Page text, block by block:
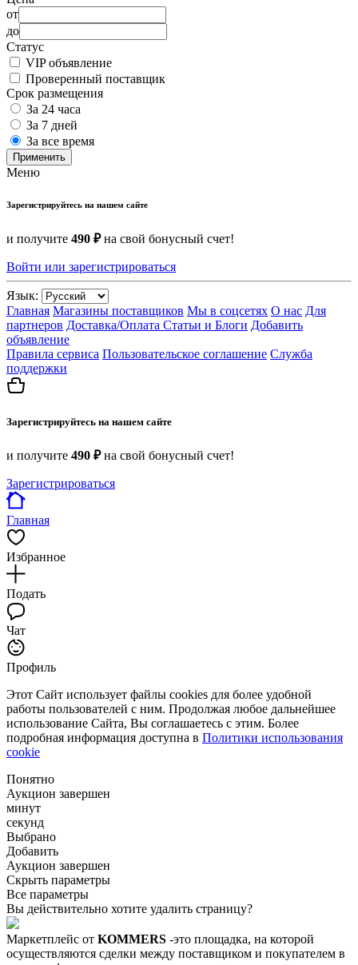
от
до
Статус
VIP объявление
Проверенный поставщик
Срок размещения
За 24 часа
За 7 дней
За все время
Применить
Меню
Зарегистрируйтесь на нашем сайте
и получите 490 ₽на свой бонусный счет!
Войти или зарегистрироваться
Язык:
Главная Магазины поставщиков Мы в соцсетях О нас Для
партнеров Доставка/Оплата Статьи и Блоги Добавить
объявление
Правила сервиса Пользовательское соглашение Служба
поддержки
Зарегистрируйтесь на нашем сайте
и получите 490 ₽на свой бонусный счет!
Зарегистрироваться
Главная
Избранное
Подать
Чат
Профиль
Этот Сайт использует файлы cookies для более удобной
работы пользователей с ним. Продолжая любое дальнейшее
использование Сайта, Вы соглашаетесь с этим. Более
подробная информация доступна в Политики использования
cookie
Понятно
Аукцион завершен
минут
секунд
Выбрано
Добавить
Аукцион завершен
Скрыть параметры
Все параметры
Вы действительно хотите удалить страницу?
Маркетплейс от KOMMERS -это площадка, на которой
осуществляются сделки между поставщиком и покупателем в